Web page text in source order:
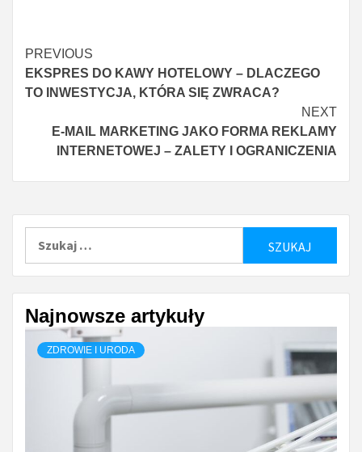
Continue
Reading
PREVIOUS
EKSPRES DO KAWY HOTELOWY – DLACZEGO
TO INWESTYCJA, KTÓRA SIĘ ZWRACA?
NEXT
E-MAIL MARKETING JAKO FORMA REKLAMY
INTERNETOWEJ – ZALETY I OGRANICZENIA
Najnowsze artykuły
ZDROWIE I URODA